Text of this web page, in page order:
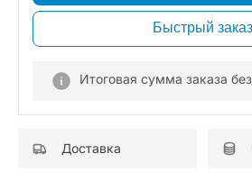
Быстрый заказ
Итоговая сумма заказа
Доставка